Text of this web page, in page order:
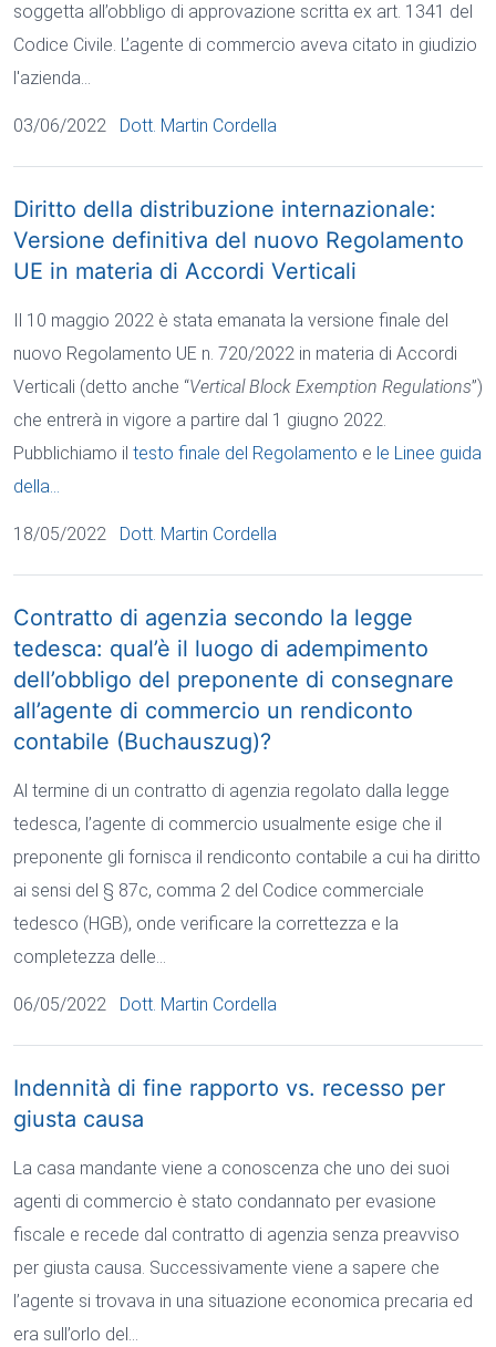
soggetta all’obbligo di approvazione scritta ex art. 1341 del
Codice Civile. L’agente di commercio aveva citato in giudizio
l'azienda…
03/06/2022 Dott. Martin Cordella
Diritto della distribuzione internazionale:
Versione definitiva del nuovo Regolamento
UE in materia di Accordi Verticali
Il 10 maggio 2022 è stata emanata la versione finale del
nuovo Regolamento UE n. 720/2022 in materia di Accordi
Verticali (detto anche “Vertical Block Exemption Regulations”)
che entrerà in vigore a partire dal 1 giugno 2022.
Pubblichiamo il testo finale del Regolamento e le Linee guida
della…
18/05/2022 Dott. Martin Cordella
Contratto di agenzia secondo la legge
tedesca: qual’è il luogo di adempimento
dell’obbligo del preponente di consegnare
all’agente di commercio un rendiconto
contabile (Buchauszug)?
Al termine di un contratto di agenzia regolato dalla legge
tedesca, l’agente di commercio usualmente esige che il
preponente gli fornisca il rendiconto contabile a cui ha diritto
ai sensi del § 87c, comma 2 del Codice commerciale
tedesco (HGB), onde verificare la correttezza e la
completezza delle…
06/05/2022 Dott. Martin Cordella
Indennità di fine rapporto vs. recesso per
giusta causa
La casa mandante viene a conoscenza che uno dei suoi
agenti di commercio è stato condannato per evasione
fiscale e recede dal contratto di agenzia senza preavviso
per giusta causa. Successivamente viene a sapere che
l’agente si trovava in una situazione economica precaria ed
era sull’orlo del…